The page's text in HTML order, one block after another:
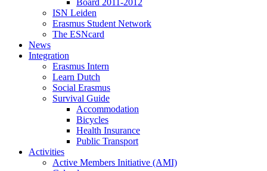
Board 2011-2012
ISN Leiden
Erasmus Student Network
The ESNcard
News
Integration
Erasmus Intern
Learn Dutch
Social Erasmus
Survival Guide
Accommodation
Bicycles
Health Insurance
Public Transport
Activities
Active Members Initiative (AMI)